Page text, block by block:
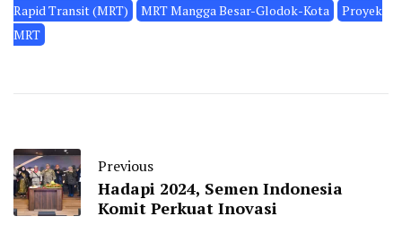
Rapid Transit (MRT)
MRT Mangga Besar-Glodok-Kota
Proyek
MRT
Previous
Hadapi 2024, Semen Indonesia
Komit Perkuat Inovasi